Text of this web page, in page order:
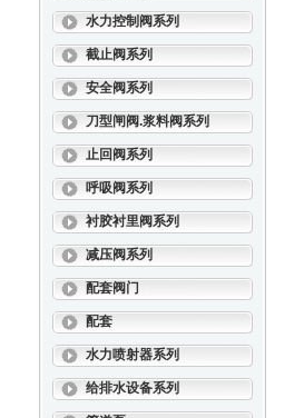
水力控制阀系列
截止阀系列
安全阀系列
刀型闸阀.浆料阀系列
止回阀系列
呼吸阀系列
衬胶衬里阀系列
减压阀系列
配套阀门
配套
水力喷射器系列
给排水设备系列